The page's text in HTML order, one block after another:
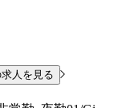
人を見る